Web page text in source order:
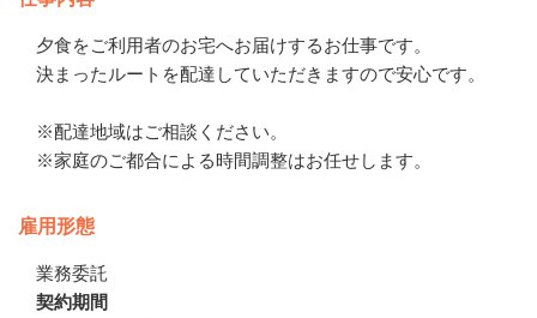
夕食をご利用者のお宅へお届けするお仕事です。
決まったルートを配達していただきますので安心です。
※配達地域はご相談ください。
※家庭のご都合による時間調整はお任せします。
雇用形態
業務委託
契約期間